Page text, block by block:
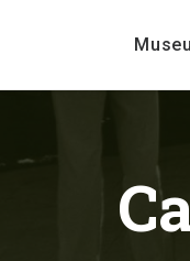
Museu